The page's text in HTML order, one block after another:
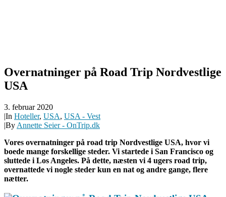
Overnatninger på Road Trip Nordvestlige
USA
3. februar 2020
|In Hoteller, USA, USA - Vest
|By Annette Seier - OnTrip.dk
Vores overnatninger på road trip Nordvestlige USA, hvor vi
boede mange forskellige steder. Vi startede i San Francisco og
sluttede i Los Angeles. På dette, næsten vi 4 ugers road trip,
overnattede vi nogle steder kun en nat og andre gange, flere
nætter.